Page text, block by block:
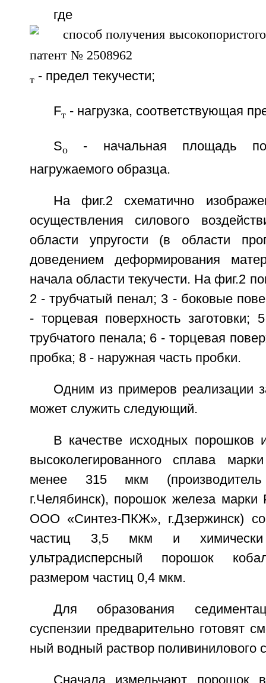
где
т- предел текучести;
Fт- нагрузка, соответствующая
Sо- начальная площадь
нагружаемого образца.
На фиг.2 схематично
осуществления силового
области упругости (в области
доведением деформирования
начала области текучести. На фиг.2
2 - трубчатый пенал; 3 - боковые
- торцевая поверхность заготовки;
трубчатого пенала; 6 - торцевая
пробка; 8 - наружная часть пробки.
Одним из примеров реализации
может служить следующий.
В качестве исходных порошков
высоколегированного сплава
менее 315 мкм
г.Челябинск), порошок железа марки
ООО «Синтез-ПКЖ», г.Дзержинск)
частиц 3,5 мкм и химически
ультрадисперсный порошок
размером частиц 0,4 мкм.
Для образования
суспензии предварительно готовят
ный водный раствор поливинилового